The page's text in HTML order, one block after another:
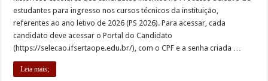
estudantes para ingresso nos cursos técnicos da instituição,
referentes ao ano letivo de 2026 (PS 2026). Para acessar, cada
candidato deve acessar o Portal do Candidato
(https://selecao.ifsertaope.edu.br/), com o CPF e a senha criada …
Leia mais;